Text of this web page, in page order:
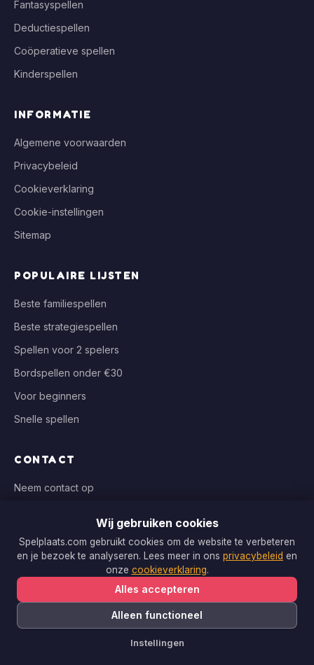
Fantasyspellen
Deductiespellen
Coöperatieve spellen
Kinderspellen
INFORMATIE
Algemene voorwaarden
Privacybeleid
Cookieverklaring
Cookie-instellingen
Sitemap
POPULAIRE LIJSTEN
Beste familiespellen
Beste strategiespellen
Spellen voor 2 spelers
Bordspellen onder €30
Voor beginners
Snelle spellen
CONTACT
Neem contact op
WIJ VERGELIJKEN BIJ
Bol.com, Spellenrijk, Boardgameshop.nl
Copyright © 2026 Spelplaats.com. Alle rechten voorbehouden.
Wij gebruiken cookies
Spelplaats.com gebruikt cookies om de website te verbeteren
en je bezoek te analyseren. Lees meer in ons privacybeleid en
onze cookieverklaring.
Alles accepteren
Alleen functioneel
Instellingen